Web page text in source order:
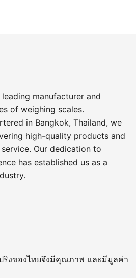
manufacturer and
of weighing scales.
in Bangkok, Thailand, we
high-quality products and
Our dedication to
has established us as a
ริงของไทยจึงมีคุณภาพ และมีมูลค่า